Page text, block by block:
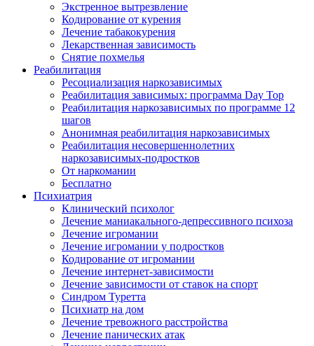
Экстренное вытрезвление
Кодирование от курения
Лечение табакокурения
Лекарственная зависимость
Снятие похмелья
Реабилитация
Ресоциализация наркозависимых
Реабилитация зависимых: программа Day Top
Реабилитация наркозависимых по программе 12
шагов
Анонимная реабилитация наркозависимых
Реабилитация несовершеннолетних
наркозависимых-подростков
От наркомании
Бесплатно
Психиатрия
Клинический психолог
Лечение маниакального-депрессивного психоза
Лечение игромании
Лечение игромании у подростков
Кодирование от игромании
Лечение интернет-зависимости
Лечение зависимости от ставок на спорт
Синдром Туретта
Психиатр на дом
Лечение тревожного расстройства
Лечение панических атак